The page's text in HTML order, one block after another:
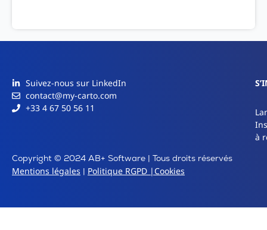
Suivez-nous sur LinkedIn
contact@my-carto.com
+33 4 67 50 56 11
Copyright © 2024 AB+ Software | Tous droits réservés
Mentions légales | Politique RGPD |Cookies
à